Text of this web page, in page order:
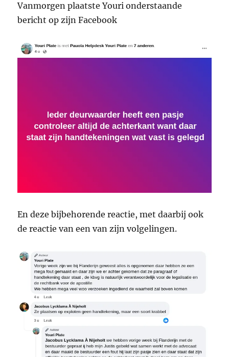
Vanmorgen plaatste Youri onderstaande
bericht op zijn Facebook
En deze bijbehorende reactie, met daarbij ook
de reactie van een van zijn volgelingen.